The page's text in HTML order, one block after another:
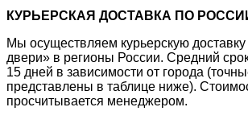
КУРЬЕРСКАЯ ДОСТАВКА ПО
Мы осуществляем курьерскую
двери» в регионы России. Средний
15 дней в зависимости от города
представлены в таблице ниже).
просчитывается менеджером.